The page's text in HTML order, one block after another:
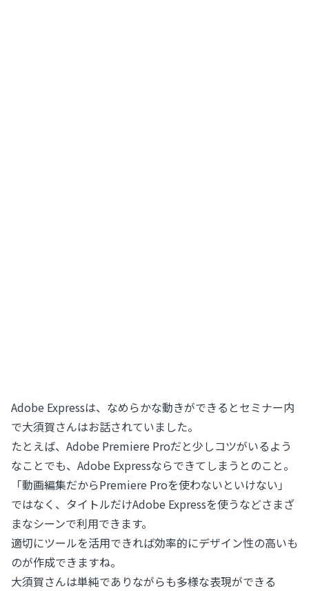
Adobe Expressは、なめらかな動きができるとセミナー内
で大須賀さんはお話されていました。
たとえば、Adobe Premiere Proだと少しコツがいるよう
なことでも、Adobe Expressならできてしまうとのこと。
「動画編集だからPremiere Proを使わないといけない」
ではなく、タイトルだけAdobe Expressを使うなどさまざ
まなシーンで利用できます。
適切にツールを活用できれば効率的にデザイン性の高いも
のが作成できますね。
大須賀さんは単純でありながらも多様な表現ができる